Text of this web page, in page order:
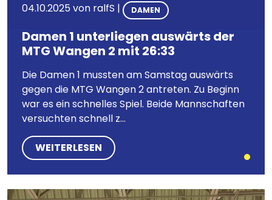
04.10.2025 von ralfS | DAMEN
Damen 1 unterliegen auswärts der
MTG Wangen 2 mit 26:33
Die Damen 1 mussten am Samstag auswärts
gegen die MTG Wangen 2 antreten. Zu Beginn
war es ein schnelles Spiel. Beide Mannschaften
versuchten schnell z...
WEITERLESEN